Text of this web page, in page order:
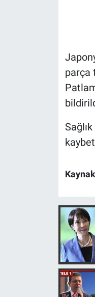
parça
Kültür Sanat
Ne demişti
Programlar